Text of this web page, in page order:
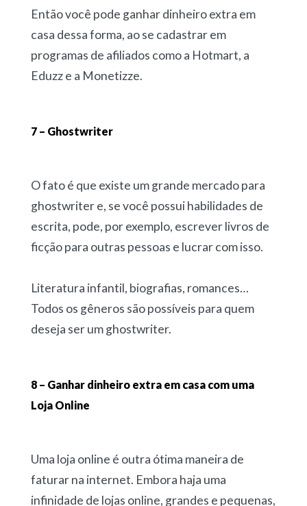
Então você pode ganhar dinheiro extra em
casa dessa forma, ao se cadastrar em
programas de afiliados como a Hotmart, a
Eduzz e a Monetizze.
7 – Ghostwriter
O fato é que existe um grande mercado para
ghostwriter e, se você possui habilidades de
escrita, pode, por exemplo, escrever livros de
ficção para outras pessoas e lucrar com isso.
Literatura infantil, biografias, romances…
Todos os gêneros são possíveis para quem
deseja ser um ghostwriter.
8 – Ganhar dinheiro extra em casa com uma
Loja Online
Uma loja online é outra ótima maneira de
faturar na internet. Embora haja uma
infinidade de lojas online, grandes e pequenas,